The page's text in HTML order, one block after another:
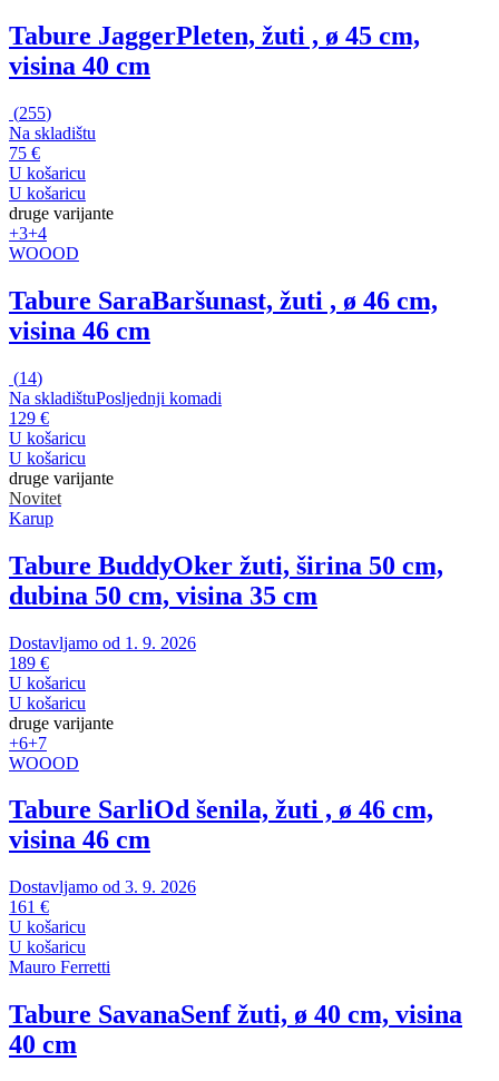
Tabure JaggerPleten, žuti , ø 45 cm,
visina 40 cm
(255)
Na skladištu
75 €
U košaricu
U košaricu
druge varijante
+3+4
WOOOD
Tabure SaraBaršunast, žuti , ø 46 cm,
visina 46 cm
(14)
Na skladištuPosljednji komadi
129 €
U košaricu
U košaricu
druge varijante
Novitet
Karup
Tabure BuddyOker žuti, širina 50 cm,
dubina 50 cm, visina 35 cm
Dostavljamo od 1. 9. 2026
189 €
U košaricu
U košaricu
druge varijante
+6+7
WOOOD
Tabure SarliOd šenila, žuti , ø 46 cm,
visina 46 cm
Dostavljamo od 3. 9. 2026
161 €
U košaricu
U košaricu
Mauro Ferretti
Tabure SavanaSenf žuti, ø 40 cm, visina
40 cm